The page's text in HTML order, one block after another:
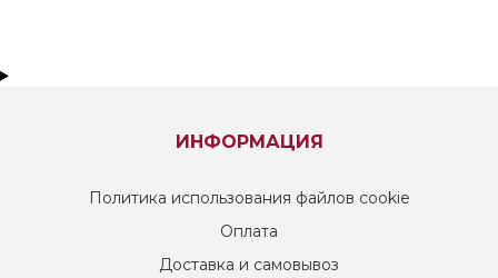
ИНФОРМАЦИЯ
Политика использования файлов cookie
Оплата
Доставка и самовывоз